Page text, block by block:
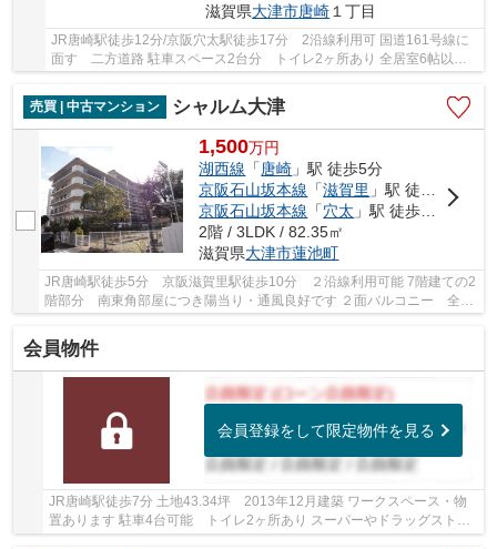
滋賀県大津市唐崎 １丁目
JR唐崎駅徒歩12分/京阪穴太駅徒歩17分 2沿線利用可 国道161号線に
面す 二方道路 駐車スペース2台分 トイレ2ヶ所あり 全居室6帖以
売買 | 中古マンション
シャルム大津
1,500万円
湖西線 「 唐崎 」駅 徒歩5分
京阪石山坂本線 「滋賀里 」駅 徒歩10分
京阪石山坂本線 「穴太 」駅 徒歩20分
2階 / 3LDK / 82.35㎡
滋賀県大津市蓮池町
JR唐崎駅徒歩5分 京阪滋賀里駅徒歩10分 ２沿線利用可能 7階建ての2
階部分 南東角部屋につき陽当り・通風良好です ２面バルコニー 全居
室６帖以上の広々とした3LDKの間取り 周辺商...
会員物件
会員登録をして限定物件を見る
JR唐崎駅徒歩7分 土地43.34坪 2013年12月建築 ワークスペース・物
置あります 駐車4台可能 トイレ2ヶ所あり スーパーやドラッグストア
至近で生活便利です